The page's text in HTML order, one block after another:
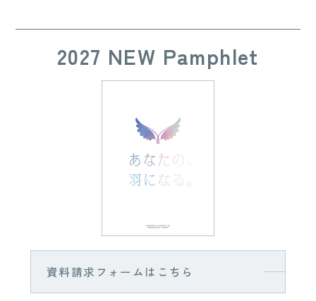
2027 NEW Pamphlet
資料請求フォームはこちら